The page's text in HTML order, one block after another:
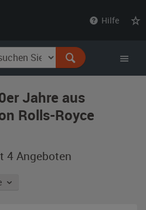
Hilfe
Jahre aus
Rolls-Royce
4 Angeboten